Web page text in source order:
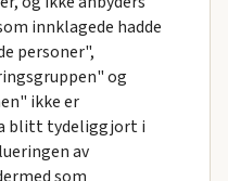
innklagede hadde
personer",
og
ikke er
blitt tydeliggjort i
av